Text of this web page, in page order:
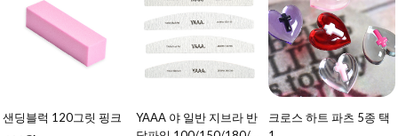
샌딩블럭 120그릿 핑크
YAAA 야 일반 지브라 반
크로스 하트 파츠 5종 택